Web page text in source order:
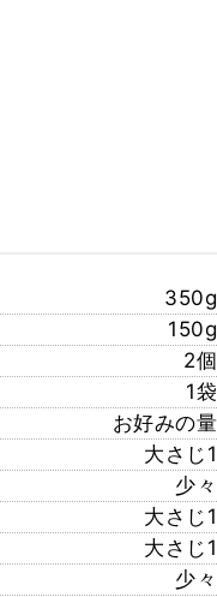
350g
150g
2個
1袋
お好みの量
大さじ1
少々
大さじ1
大さじ1
少々